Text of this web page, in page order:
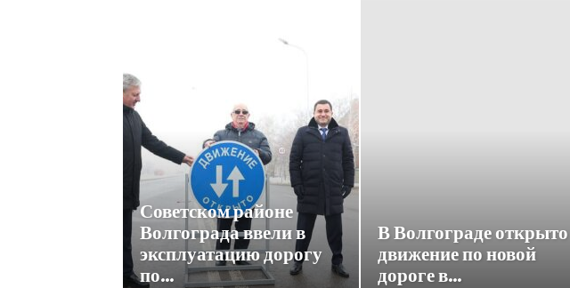
Советском районе
Волгограда ввели в
эксплуатацию дорогу
по...
В Волгограде открыто
движение по новой
дороге в...